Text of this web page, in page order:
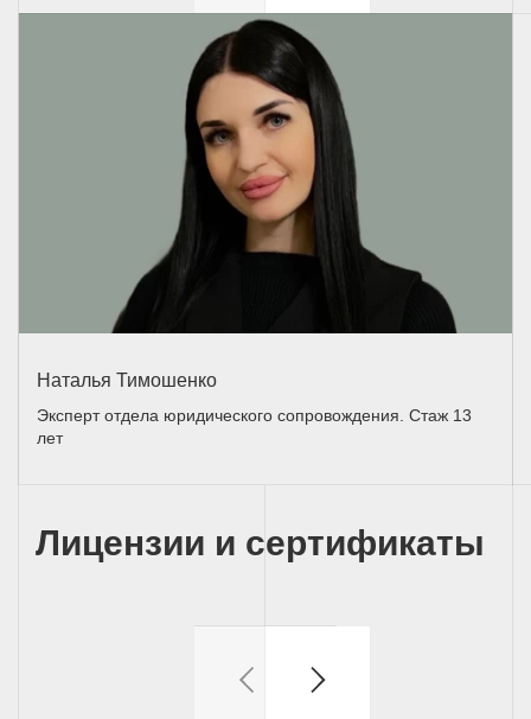
Наталья Тимошенко
Эксперт отдела юридического сопровождения. Стаж 13
лет
Лицензии и сертификаты